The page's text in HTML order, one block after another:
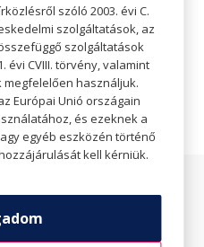
szóló 2003. évi C.
szolgáltatások, az
szolgáltatások
évi CVIII. törvény, valamint
megfelelően használjuk.
Európai Unió országain
és ezeknek a
egyéb eszközén történő
kell kérniük.